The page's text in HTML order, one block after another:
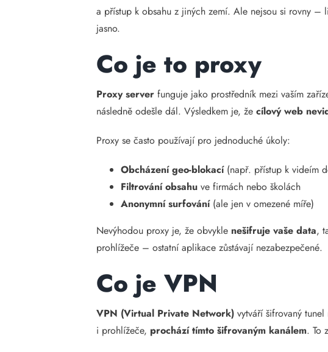
a přístup k obsahu z jiných zemí. Ale nejsou si rovny
jasno.
Co je to proxy
Proxy server funguje jako prostředník mezi vaším
následně odešle dál. Výsledkem je, žecílový web
Proxy se často používají pro jednoduché úkoly:
Obcházení geo-blokací(např. přístup k videím
Filtrování obsahu ve firmách nebo školách
Anonymní surfování(ale jen v omezené míře)
Nevýhodou proxy je, že obvykle nešifruje vaše data,
prohlížeče – ostatní aplikace zůstávají nezabezpečené.
Co je VPN
VPN (Virtual Private Network) vytváří šifrovaný
i prohlížeče, prochází tímto šifrovaným kanálem. To